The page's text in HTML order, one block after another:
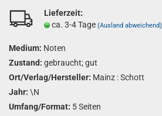
Lieferzeit:
ca. 3-4 Tage (Ausland abweichend)
Medium: Noten
Zustand: gebraucht; gut
Ort/Verlag/Hersteller: Mainz : Schott
Jahr: \N
Umfang/Format: 5 Seiten